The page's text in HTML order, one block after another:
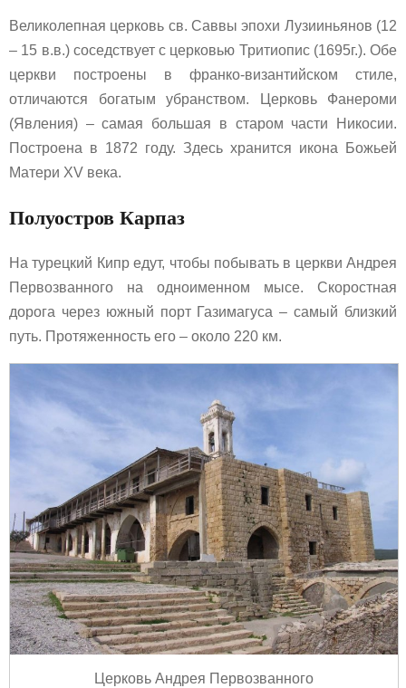
Великолепная церковь св. Саввы эпохи Лузииньянов (12
– 15 в.в.) соседствует с церковью Тритиопис (1695г.). Обе
церкви построены в франко-византийском стиле,
отличаются богатым убранством. Церковь Фанероми
(Явления) – самая большая в старом части Никосии.
Построена в 1872 году. Здесь хранится икона Божьей
Матери XV века.
Полуостров Карпаз
На турецкий Кипр едут, чтобы побывать в церкви Андрея
Первозванного на одноименном мысе. Скоростная
дорога через южный порт Газимагуса – самый близкий
путь. Протяженность его – около 220 км.
Церковь Андрея Первозванного